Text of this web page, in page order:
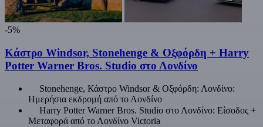
-5%
Κάστρο Windsor, Stonehenge & Οξφόρδη + Harry
Potter Warner Bros. Studio στο Λονδίνο
Stonehenge, Κάστρο Windsor & Οξφόρδη: Λονδίνο:
Ημερήσια εκδρομή από το Λονδίνο
Harry Potter Warner Bros. Studio στο Λονδίνο: Είσοδος +
Μεταφορά από το Λονδίνο Victoria